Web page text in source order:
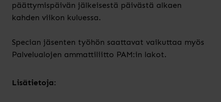
päättymispäivän jälkeisestä päivästä alkaen
kahden viikon kuluessa.
Specian jäsenten työhön saattavat vaikuttaa myös
Palvelualojen ammattiliitto PAM:in lakot.
Lisätietoja: